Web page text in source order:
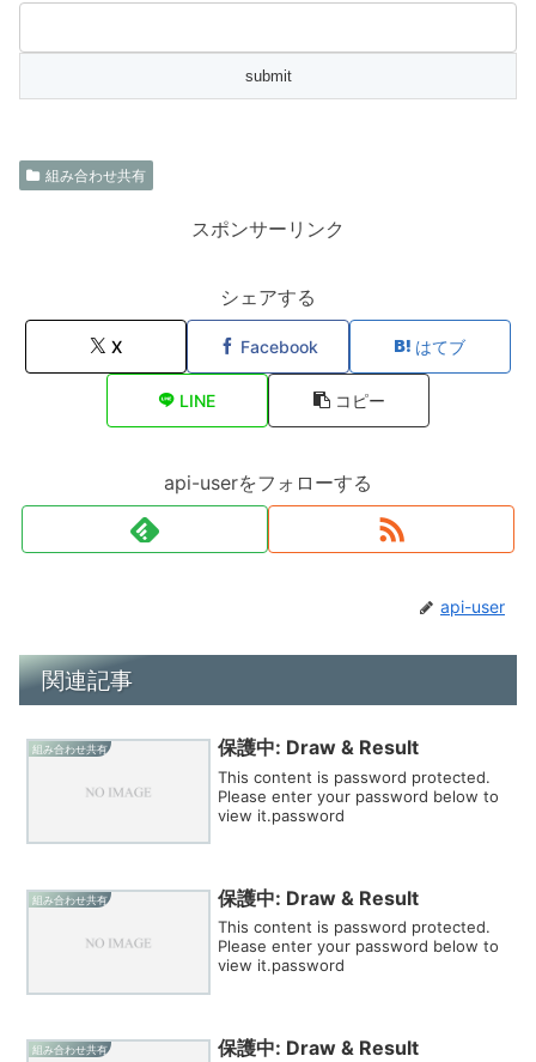
組み合わせ共有
スポンサーリンク
シェアする
X Facebook はてブ
LINE コピー
api-userをフォローする
api-user
関連記事
組み合わせ共有 保護中: Draw & Result
This content is password protected.
Please enter your password below to
view it.password
組み合わせ共有 保護中: Draw & Result
This content is password protected.
Please enter your password below to
view it.password
組み合わせ共有 保護中: Draw & Result